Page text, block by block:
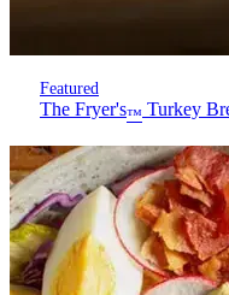
Featured
The Fryer's™ Turkey